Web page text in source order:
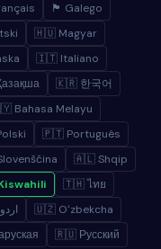
🏴 Galego
🇭🇺 Magyar
🇮🇹 Italiano
🇰🇷 한국어
Bahasa Melayu
🇵🇹 Português
🇦🇱 Shqip
🇹🇭 ไทย
🇵🇰 اردو
🇺🇿 Oʻzbekcha
🇷🇺 Русский